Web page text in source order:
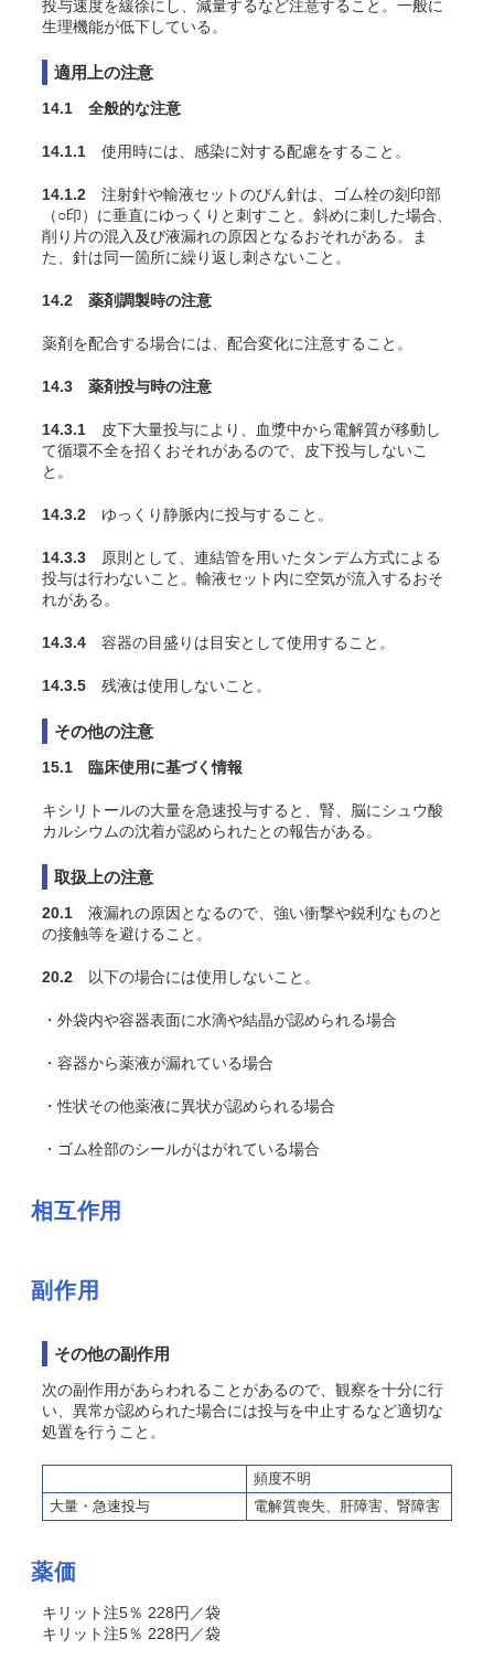
投与速度を緩徐にし、減量するなど注意すること。一般に
生理機能が低下している。
適用上の注意
14.1 全般的な注意
14.1.1 使用時には、感染に対する配慮をすること。
14.1.2 注射針や輸液セットのびん針は、ゴム栓の刻印部
（○印）に垂直にゆっくりと刺すこと。斜めに刺した場合、
削り片の混入及び液漏れの原因となるおそれがある。ま
た、針は同一箇所に繰り返し刺さないこと。
14.2 薬剤調製時の注意
薬剤を配合する場合には、配合変化に注意すること。
14.3 薬剤投与時の注意
14.3.1 皮下大量投与により、血漿中から電解質が移動し
て循環不全を招くおそれがあるので、皮下投与しないこ
と。
14.3.2 ゆっくり静脈内に投与すること。
14.3.3 原則として、連結管を用いたタンデム方式による
投与は行わないこと。輸液セット内に空気が流入するおそ
れがある。
14.3.4 容器の目盛りは目安として使用すること。
14.3.5 残液は使用しないこと。
その他の注意
15.1 臨床使用に基づく情報
キシリトールの大量を急速投与すると、腎、脳にシュウ酸
カルシウムの沈着が認められたとの報告がある 。
取扱上の注意
20.1 液漏れの原因となるので、強い衝撃や鋭利なものと
の接触等を避けること。
20.2 以下の場合には使用しないこと。
・外袋内や容器表面に水滴や結晶が認められる場合
・容器から薬液が漏れている場合
・性状その他薬液に異状が認められる場合
・ゴム栓部のシールがはがれている場合
相互作用
副作用
その他の副作用
次の副作用があらわれることがあるので、観察を十分に行
い、異常が認められた場合には投与を中止するなど適切な
処置を行うこと。
頻度不明
大量・急速投与
電解質喪失、肝障害、腎障害
薬価
キリット注5％ 228円／袋
キリット注5％ 228円／袋